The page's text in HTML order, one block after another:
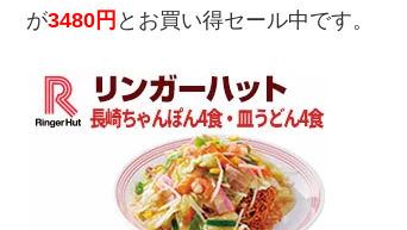
が3480円 とお買い得セール中です。